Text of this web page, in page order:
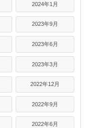
2024年1月
2023年9月
2023年6月
2023年3月
2022年12月
2022年9月
2022年6月